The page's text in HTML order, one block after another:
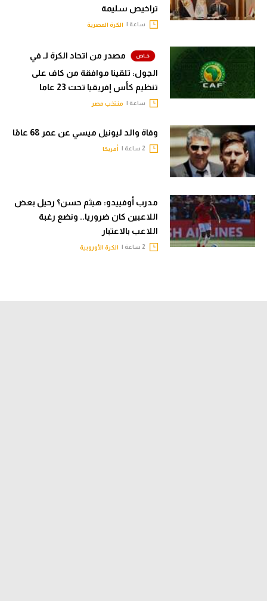
تراخيص سليمة
ساعة | الكرة المصرية
مصدر من اتحاد الكرة لـ في
الجول: تلقينا موافقة من كاف على
تنظيم كأس إفريقيا تحت 23 عاما
ساعة | منتخب مصر
وفاة والد ليونيل ميسي عن عمر 68 عامًا
أمريكا
مدرب أوفييدو: هيثم حسن؟ رحيل بعض
اللاعبين كان ضروريا.. ونضع رغبة
اللاعب بالاعتبار
الكرة الأوروبية